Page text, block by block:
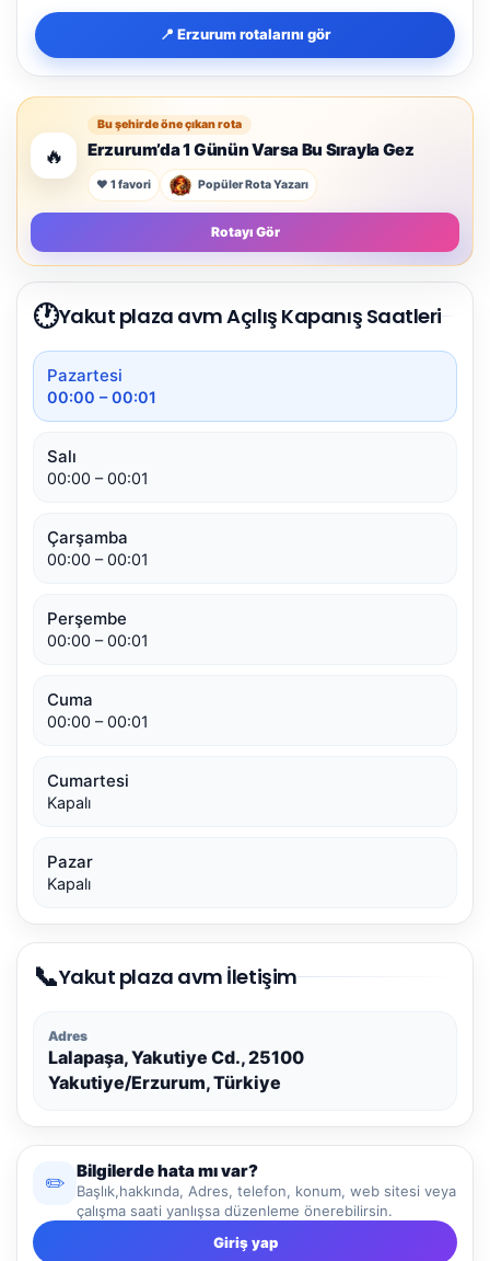
📍 Erzurum rotalarını gör
🔥
Bu şehirde öne çıkan rota
Erzurum’da 1 Günün Varsa Bu Sırayla Gez
❤️ 1 favori Popüler Rota Yazarı
Rotayı Gör
🕐Yakut plaza avm Açılış Kapanış Saatleri
Pazartesi
00:00 – 00:01
Salı
00:00 – 00:01
Çarşamba
00:00 – 00:01
Perşembe
00:00 – 00:01
Cuma
00:00 – 00:01
Cumartesi
Kapalı
Pazar
Kapalı
📞Yakut plaza avm İletişim
Adres
Lalapaşa, Yakutiye Cd., 25100
Yakutiye/Erzurum, Türkiye
✏️
Bilgilerde hata mı var?
Başlık,hakkında, Adres, telefon, konum, web sitesi veya
çalışma saati yanlışsa düzenleme önerebilirsin.
Giriş yap